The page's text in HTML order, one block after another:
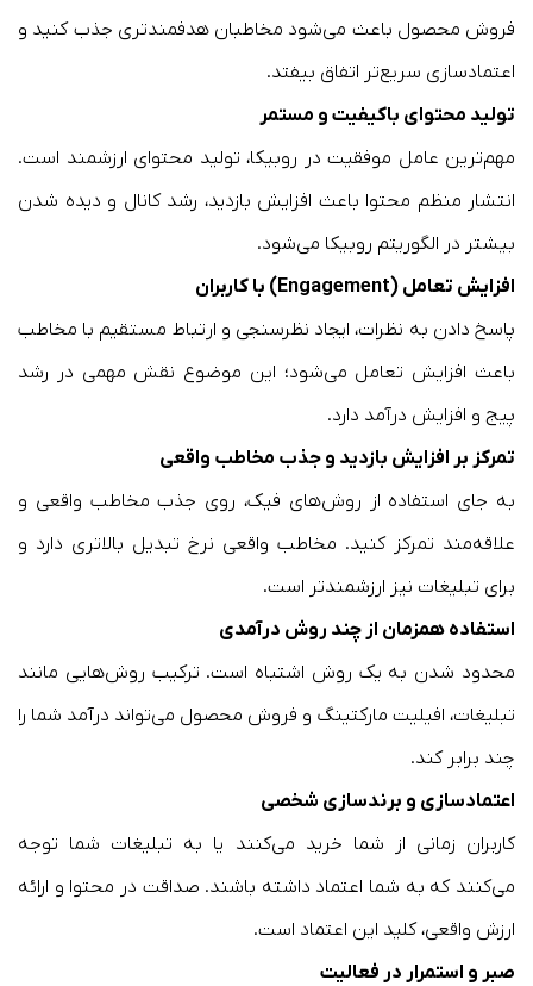
فروش محصول باعث می‌شود مخاطبان هدفمندتری جذب کنید و
اعتمادسازی سریع‌تر اتفاق بیفتد.
تولید محتوای باکیفیت و مستمر
مهم‌ترین عامل موفقیت در روبیکا، تولید محتوای ارزشمند است.
انتشار منظم محتوا باعث افزایش بازدید، رشد کانال و دیده شدن
بیشتر در الگوریتم روبیکا می‌شود.
افزایش تعامل (Engagement) با کاربران
پاسخ دادن به نظرات، ایجاد نظرسنجی و ارتباط مستقیم با مخاطب
باعث افزایش تعامل می‌شود؛ این موضوع نقش مهمی در رشد
پیج و افزایش درآمد دارد.
تمرکز بر افزایش بازدید و جذب مخاطب واقعی
به جای استفاده از روش‌های فیک، روی جذب مخاطب واقعی و
علاقه‌مند تمرکز کنید. مخاطب واقعی نرخ تبدیل بالاتری دارد و
برای تبلیغات نیز ارزشمندتر است.
استفاده همزمان از چند روش درآمدی
محدود شدن به یک روش اشتباه است. ترکیب روش‌هایی مانند
تبلیغات، افیلیت مارکتینگ و فروش محصول می‌تواند درآمد شما را
چند برابر کند.
اعتمادسازی و برندسازی شخصی
کاربران زمانی از شما خرید می‌کنند یا به تبلیغات شما توجه
می‌کنند که به شما اعتماد داشته باشند. صداقت در محتوا و ارائه
ارزش واقعی، کلید این اعتماد است.
صبر و استمرار در فعالیت